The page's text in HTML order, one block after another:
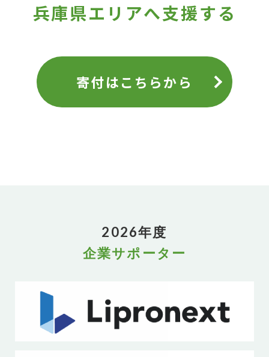
兵庫県エリアへ支援する
寄付はこちらから
2026年度
企業サポーター